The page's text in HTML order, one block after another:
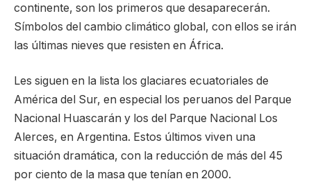
continente, son los primeros que desaparecerán.
Símbolos del cambio climático global, con ellos se irán
las últimas nieves que resisten en África.
Les siguen en la lista los glaciares ecuatoriales de
América del Sur, en especial los peruanos del Parque
Nacional Huascarán y los del Parque Nacional Los
Alerces, en Argentina. Estos últimos viven una
situación dramática, con la reducción de más del 45
por ciento de la masa que tenían en 2000.